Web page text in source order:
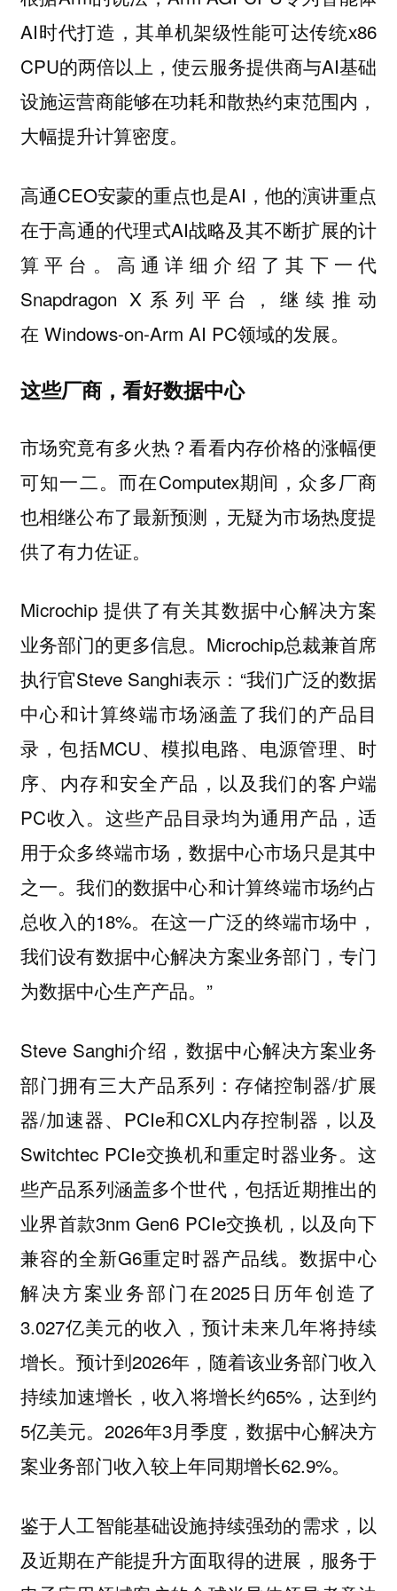
AI时代打造，其单机架级性能可达传统x86
CPU的两倍以上，使云服务提供商与AI基础
设施运营商能够在功耗和散热约束范围内，
大幅提升计算密度。
高通CEO安蒙的重点也是AI，他的演讲重点
在于高通的代理式AI战略及其不断扩展的计
算平台。高通详细介绍了其下一代
Snapdragon X系列平台，继续推动
在 Windows-on-Arm AI PC领域的发展。
这些厂商，看好数据中心
市场究竟有多火热？看看内存价格的涨幅便
可知一二。而在Computex期间，众多厂商
也相继公布了最新预测，无疑为市场热度提
供了有力佐证。
Microchip 提供了有关其数据中心解决方案
业务部门的更多信息。Microchip总裁兼首席
执行官Steve Sanghi表示：“我们广泛的数据
中心和计算终端市场涵盖了我们的产品目
录，包括MCU、模拟电路、电源管理、时
序、内存和安全产品，以及我们的客户端
PC收入。这些产品目录均为通用产品，适
用于众多终端市场，数据中心市场只是其中
之一。我们的数据中心和计算终端市场约占
总收入的18%。在这一广泛的终端市场中，
我们设有数据中心解决方案业务部门，专门
为数据中心生产产品。”
Steve Sanghi介绍，数据中心解决方案业务
部门拥有三大产品系列：存储控制器/扩展
器/加速器、PCIe和CXL内存控制器，以及
Switchtec PCIe交换机和重定时器业务。这
些产品系列涵盖多个世代，包括近期推出的
业界首款3nm Gen6 PCIe交换机，以及向下
兼容的全新G6重定时器产品线。数据中心
解决方案业务部门在2025日历年创造了
3.027亿美元的收入，预计未来几年将持续
增长。预计到2026年，随着该业务部门收入
持续加速增长，收入将增长约65%，达到约
5亿美元。2026年3月季度，数据中心解决方
案业务部门收入较上年同期增长62.9%。
鉴于人工智能基础设施持续强劲的需求，以
及近期在产能提升方面取得的进展，服务于